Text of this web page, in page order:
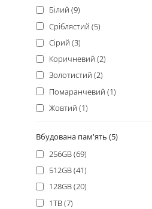
Sharp (+3)
Unihertz (+3)
CAT (+2)
Gigaset (+2)
Hotwav (+2)
Білий (9)
Сріблястий (5)
Сірий (3)
Коричневий (2)
Золотистий (2)
Помаранчевий (1)
Жовтий (1)
Вбудована пам'ять (5)
256GB (69)
512GB (41)
128GB (20)
1TB (7)